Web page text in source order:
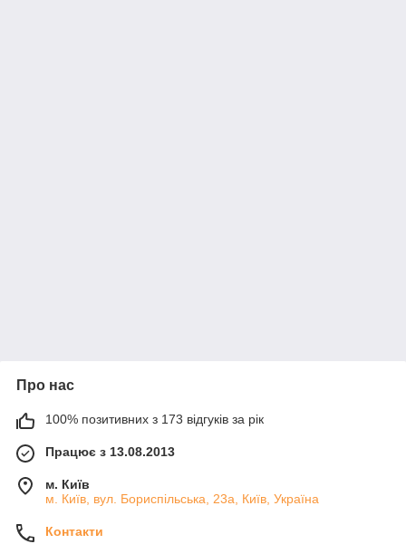
Про нас
100% позитивних з 173 відгуків за рік
Працює з 13.08.2013
м. Київ
м. Київ, вул. Бориспільська, 23а, Київ, Україна
Контакти